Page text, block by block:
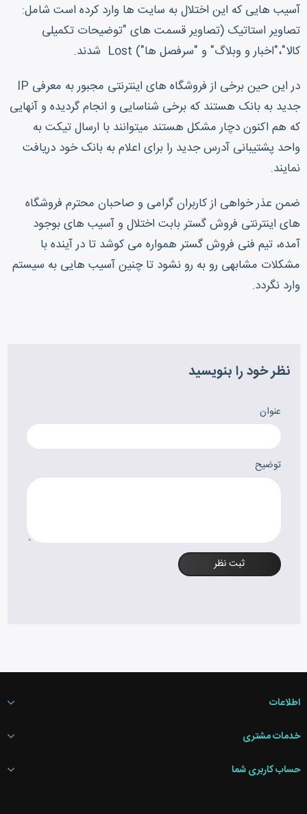
آسیب هایی که این اختلال به سایت ها وارد کرده است شامل:
تصاویر استاتیک (تصاویر قسمت های "توضیحات تکمیلی
کالا"،"اخبار و وبلاگ" و "سرفصل ها") Lost شدند.
در این حین برخی از فروشگاه های اینترنتی مجبور به معرفی IP
جدید به بانک هستند که برخی شناسایی و انجام گردیده و آنهایی
که هم اکنون دچار مشکل هستند میتوانند با ارسال تیکت به
واحد پشتیبانی آدرس جدید را برای اعلام به بانک خود دریافت
نمایند.
ضمن عذر خواهی از کاربران گرامی و صاحبان محترم فروشگاه
های اینترنتی فروش گستر بابت اختلال و آسیب های بوجود
آمده، تیم فنی فروش گستر همواره می کوشد تا در آینده با
مشکلات مشابهی رو به رو نشود تا چنین آسیب هایی به سیستم
وارد نگردد.
نظر خود را بنویسید
عنوان
توضیح
ثبت نظر
اطلاعات
خدمات مشتری
حساب کاربری شما